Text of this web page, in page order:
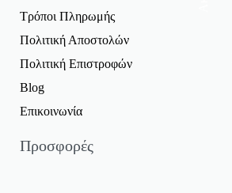
Τρόποι Πληρωμής
Πολιτική Αποστολών
Πολιτική Επιστροφών
Blog
Επικοινωνία
Προσφορές